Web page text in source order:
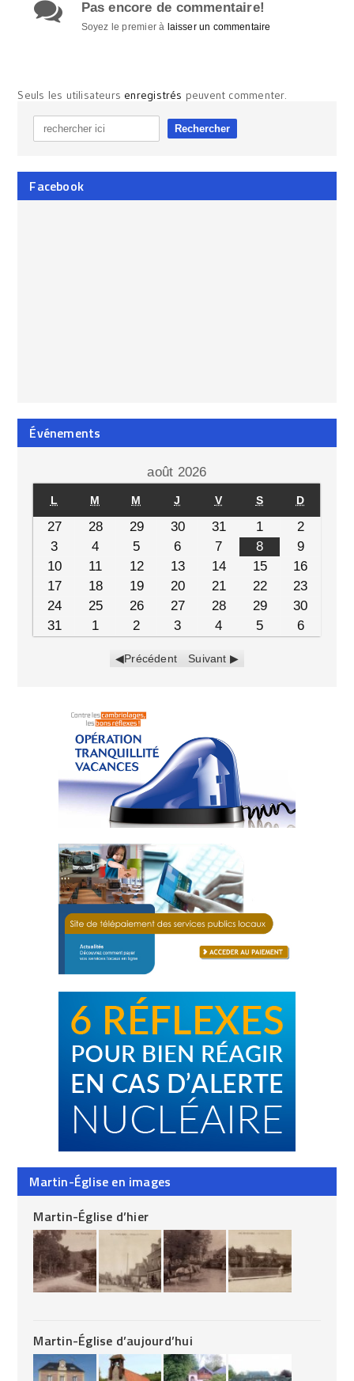
Pas encore de commentaire!
Soyez le premier à laisser un commentaire
Seuls les utilisateurs enregistrés peuvent commenter.
Facebook
Événements
août 2026
L M M J V S D
27 28 29 30 31 1
2
3
4 5 6 7 8
9
10
11 12 13 14 15
16
17
18 19 20 21 22
23
24
25 26 27 28 29
30
31
1 2 3 4 5 6
Précédent Suivant
Martin-Église en images
Martin-Église d’hier
Martin-Église d’aujourd’hui